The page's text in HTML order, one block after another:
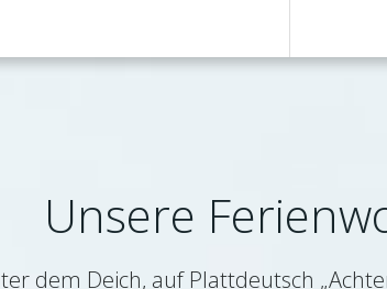
Unsere
dem Deich, auf Plattdeutsch